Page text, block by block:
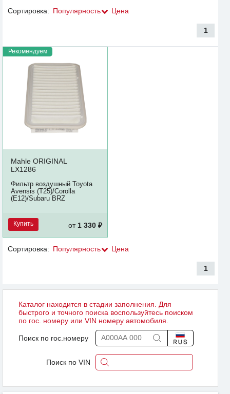
Сортировка: Популярность Цена
1
Рекомендуем
Mahle ORIGINAL
LX1286
Фильтр воздушный Toyota
Avensis (T25)/Corolla
(E12)/Subaru BRZ
Купить от 1 330 ₽
Сортировка: Популярность Цена
1
Каталог находится в стадии заполнения. Для
быстрого и точного поиска воспользуйтесь поиском
по гос. номеру или VIN номеру автомобиля.
Поиск по гос.номеру
Поиск по VIN